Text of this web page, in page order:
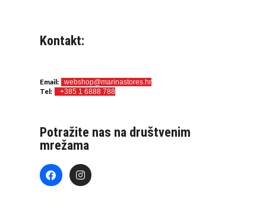
Kontakt:
Email: webshop@marinastores.hr
Tel: +385 1 6888 788
Potražite nas na društvenim
mrežama